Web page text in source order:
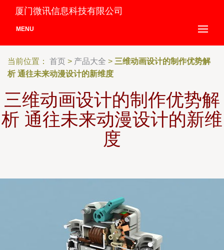
厦门微讯信息科技有限公司
MENU
当前位置： 首页 > 产品大全 > 三维动画设计的制作优势解
析 通往未来动漫设计的新维度
三维动画设计的制作优势解
析 通往未来动漫设计的新维
度